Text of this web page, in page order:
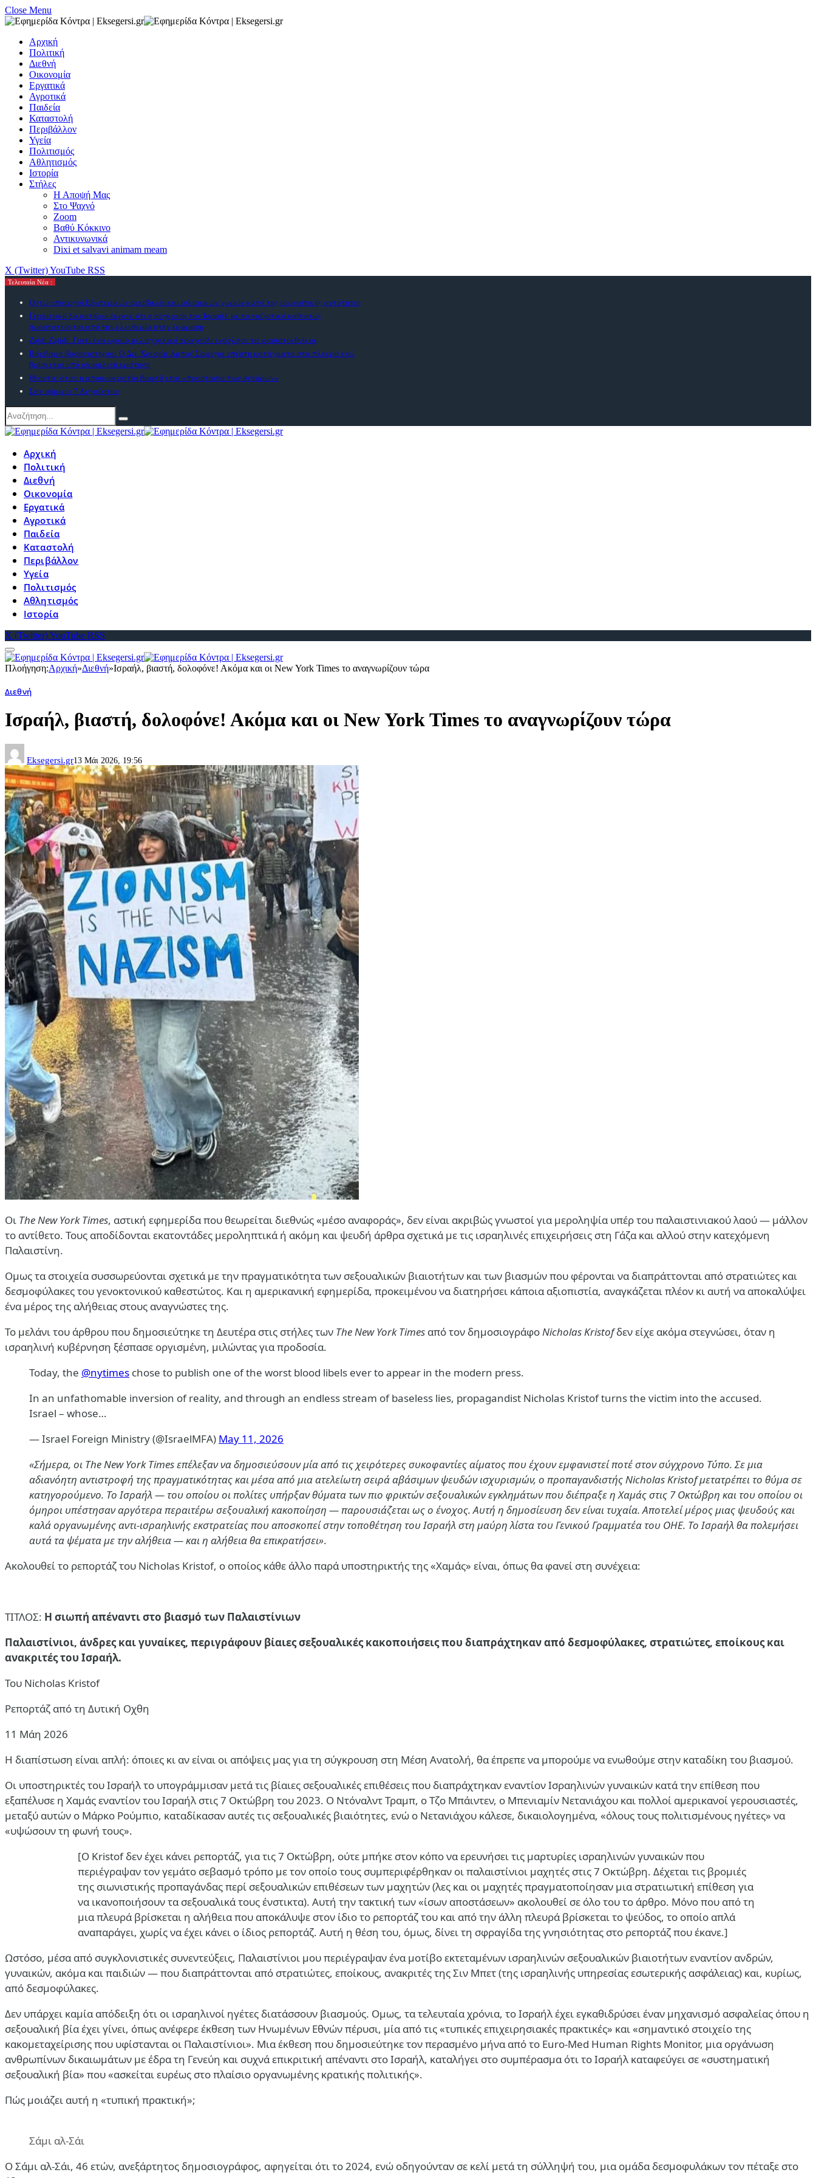
Close Menu
Αρχική
Πολιτική
Διεθνή
Οικονομία
Εργατικά
Αγροτικά
Παιδεία
Καταστολή
Περιβάλλον
Υγεία
Πολιτισμός
Αθλητισμός
Ιστορία
Στήλες
Η Αποψή Μας
Στο Ψαχνό
Zoom
Βαθύ Κόκκινο
Αντικυνωνικά
Dixi et salvavi animam meam
X (Twitter)YouTube RSS
Τελευταία Νέα :
Οχτώ υπουργοί Εξωτερικών αραβικών και ισλαμικών χωρών κατά της σιωνιστικής οντότητας
Γερμανικό δικαστήριο έκρινε ότι η σύγκριση του Ισραήλ με το ναζιστικό καθεστώς
προστατεύεται από την ελευθερία στην έκφραση
Zajdi Ζajidi: Γιατί ένα ωραίο μελαγχολικό τραγούδι ενόχλησε τα φασιστοεθνίκια;
Βάρβαρα βασανιστήρια: Ο Δρ. Χουσάμ Αμπού Σαφίγια υπέστη κατάγματα στα πλευρά ενώ
βρίσκεται υπό ισραηλινή κράτηση
Θέουτα: όταν η αποικιοκρατία βαφτίζεται «προστασία των συνόρων»
Σαν σήμερα 7 Αυγούστου
Αρχική
Πολιτική
Διεθνή
Οικονομία
Εργατικά
Αγροτικά
Παιδεία
Καταστολή
Περιβάλλον
Υγεία
Πολιτισμός
Αθλητισμός
Ιστορία
X (Twitter)YouTube RSS
Πλοήγηση:Αρχική»Διεθνή»Ισραήλ, βιαστή, δολοφόνε! Ακόμα και οι New York Times το αναγνωρίζουν τώρα
Διεθνή
Ισραήλ, βιαστή, δολοφόνε! Ακόμα και οι New York Times το αναγνωρίζουν τώρα
Eksegersi.gr13 Μάι 2026, 19:56
Οι The New York Times, αστική εφημερίδα που θεωρείται διεθνώς «μέσο αναφοράς», δεν είναι ακριβώς γνωστοί για μεροληψία υπέρ του παλαιστινιακού λαού — μάλλον
το αντίθετο. Τους αποδίδονται εκατοντάδες μεροληπτικά ή ακόμη και ψευδή άρθρα σχετικά με τις ισραηλινές επιχειρήσεις στη Γάζα και αλλού στην κατεχόμενη
Παλαιστίνη.
Ομως τα στοιχεία συσσωρεύονται σχετικά με την πραγματικότητα των σεξουαλικών βιαιοτήτων και των βιασμών που φέρονται να διαπράττονται από στρατιώτες και
δεσμοφύλακες του γενοκτονικού καθεστώτος. Και η αμερικανική εφημερίδα, προκειμένου να διατηρήσει κάποια αξιοπιστία, αναγκάζεται πλέον κι αυτή να αποκαλύψει
ένα μέρος της αλήθειας στους αναγνώστες της.
Το μελάνι του άρθρου που δημοσιεύτηκε τη Δευτέρα στις στήλες των The New York Times από τον δημοσιογράφοNicholas Kristof δεν είχε ακόμα στεγνώσει, όταν η
ισραηλινή κυβέρνηση ξέσπασε οργισμένη, μιλώντας για προδοσία.
Today, the @nytimes chose to publish one of the worst blood libels ever to appear in the modern press.
In an unfathomable inversion of reality, and through an endless stream of baseless lies, propagandist Nicholas Kristof turns the victim into the accused.
Israel – whose…
— Israel Foreign Ministry (@IsraelMFA) May 11, 2026
«Σήμερα, οι The New York Timesεπέλεξαν να δημοσιεύσουν μία από τις χειρότερες συκοφαντίες αίματος που έχουν εμφανιστεί ποτέ στον σύγχρονο Τύπο. Σε μια
αδιανόητη αντιστροφή της πραγματικότητας και μέσα από μια ατελείωτη σειρά αβάσιμων ψευδών ισχυρισμών, ο προπαγανδιστήςNicholas Kristofμετατρέπει το θύμα σε
κατηγορούμενο. Το Ισραήλ — του οποίου οι πολίτες υπήρξαν θύματα των πιο φρικτών σεξουαλικών εγκλημάτων που διέπραξε η Χαμάς στις 7 Οκτώβρη και του οποίου οι
όμηροι υπέστησαν αργότερα περαιτέρω σεξουαλική κακοποίηση — παρουσιάζεται ως ο ένοχος. Αυτή η δημοσίευση δεν είναι τυχαία. Αποτελεί μέρος μιας ψευδούς και
καλά οργανωμένης αντι-ισραηλινής εκστρατείας που αποσκοπεί στην τοποθέτηση του Ισραήλ στη μαύρη λίστα του Γενικού Γραμματέα του ΟΗΕ. Το Ισραήλ θα πολεμήσει
αυτά τα ψέματα με την αλήθεια — και η αλήθεια θα επικρατήσει».
Ακολουθεί το ρεπορτάζ του Nicholas Kristof, ο οποίος κάθε άλλο παρά υποστηρικτής της «Χαμάς» είναι, όπως θα φανεί στη συνέχεια:
ΤΙΤΛΟΣ: Η σιωπή απέναντι στο βιασμό των Παλαιστίνιων
Παλαιστίνιοι, άνδρες και γυναίκες, περιγράφουν βίαιες σεξουαλικές κακοποιήσεις που διαπράχτηκαν από δεσμοφύλακες, στρατιώτες, εποίκους και
ανακριτές του Ισραήλ.
Του Nicholas Kristof
Ρεπορτάζ από τη Δυτική Οχθη
11 Μάη 2026
Η διαπίστωση είναι απλή: όποιες κι αν είναι οι απόψεις μας για τη σύγκρουση στη Μέση Ανατολή, θα έπρεπε να μπορούμε να ενωθούμε στην καταδίκη του βιασμού.
Οι υποστηρικτές του Ισραήλ το υπογράμμισαν μετά τις βίαιες σεξουαλικές επιθέσεις που διαπράχτηκαν εναντίον Ισραηλινών γυναικών κατά την επίθεση που
εξαπέλυσε η Χαμάς εναντίον του Ισραήλ στις 7 Οκτώβρη του 2023. Ο Ντόναλντ Τραμπ, οΤζο Μπάιντεν, ο Μπενιαμίν Νετανιάχου και πολλοί αμερικανοί γερουσιαστές,
μεταξύ αυτών ο Μάρκο Ρούμπιο, καταδίκασαν αυτές τις σεξουαλικές βιαιότητες, ενώ ο Νετανιάχου κάλεσε, δικαιολογημένα, «όλους τους πολιτισμένους ηγέτες» να
«υψώσουν τη φωνή τους».
[Ο Kristof δεν έχει κάνει ρεπορτάζ, για τις 7 Οκτώβρη, ούτε μπήκε στον κόπο να ερευνήσει τις μαρτυρίες ισραηλινών γυναικών που
περιέγραψαν τον γεμάτο σεβασμό τρόπο με τον οποίο τους συμπεριφέρθηκαν οι παλαιστίνιοι μαχητές στις 7 Οκτώβρη. Δέχεται τις βρομιές
της σιωνιστικής προπαγάνδας περί σεξουαλικών επιθέσεων των μαχητών (λες και οι μαχητές πραγματοποίησαν μια στρατιωτική επίθεση για
να ικανοποιήσουν τα σεξουαλικά τους ένστικτα). Αυτή την τακτική των «ίσων αποστάσεων» ακολουθεί σε όλο του το άρθρο. Μόνο που από τη
μια πλευρά βρίσκεται η αλήθεια που αποκάλυψε στον ίδιο το ρεπορτάζ του και από την άλλη πλευρά βρίσκεται το ψεύδος, το οποίο απλά
αναπαράγει, χωρίς να έχει κάνει ο ίδιος ρεπορτάζ. Αυτή η θέση του, όμως, δίνει τη σφραγίδα της γνησιότητας στο ρεπορτάζ που έκανε.]
Ωστόσο, μέσα από συγκλονιστικές συνεντεύξεις, Παλαιστίνιοι μου περιέγραψαν ένα μοτίβο εκτεταμένων ισραηλινών σεξουαλικών βιαιοτήτων εναντίον ανδρών,
γυναικών, ακόμα και παιδιών — που διαπράττονται από στρατιώτες, εποίκους, ανακριτές της Σιν Μπετ (της ισραηλινής υπηρεσίας εσωτερικής ασφάλειας) και, κυρίως,
από δεσμοφύλακες.
Δεν υπάρχει καμία απόδειξη ότι οι ισραηλινοί ηγέτες διατάσσουν βιασμούς. Ομως, τα τελευταία χρόνια, το Ισραήλ έχει εγκαθιδρύσει έναν μηχανισμό ασφαλείας όπου η
σεξουαλική βία έχει γίνει, όπως ανέφερε έκθεση των Ηνωμένων Εθνών πέρυσι, μία από τις «τυπικές επιχειρησιακές πρακτικές» και «σημαντικό στοιχείο της
κακομεταχείρισης που υφίστανται οι Παλαιστίνιοι». Μια έκθεση που δημοσιεύτηκε τον περασμένο μήνα από το Euro-Med Human Rights Monitor, μια οργάνωση
ανθρωπίνων δικαιωμάτων με έδρα τη Γενεύη και συχνά επικριτική απέναντι στο Ισραήλ, καταλήγει στο συμπέρασμα ότι το Ισραήλ καταφεύγει σε «συστηματική
σεξουαλική βία» που «ασκείται ευρέως στο πλαίσιο οργανωμένης κρατικής πολιτικής».
Πώς μοιάζει αυτή η «τυπική πρακτική»;
Σάμι αλ-Σάι
Ο Σάμι αλ-Σάι, 46 ετών, ανεξάρτητος δημοσιογράφος, αφηγείται ότι το 2024, ενώ οδηγούνταν σε κελί μετά τη σύλληψή του, μια ομάδα δεσμοφυλάκων τον πέταξε στο